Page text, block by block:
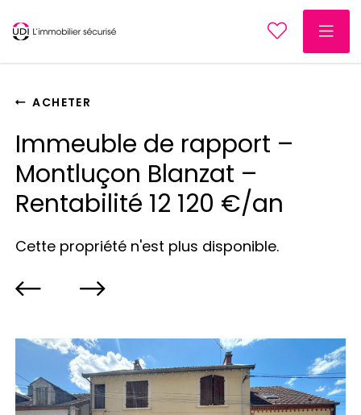
ACHETER
Immeuble de rapport –
Montluçon Blanzat –
Rentabilité 12 120 €/an
Cette propriété n'est plus disponible.